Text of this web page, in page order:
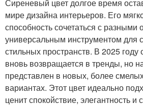
Сиреневый цвет долгое время
мире дизайна интерьеров. Его
способность сочетаться с разными
универсальным инструментом для
стильных пространств. В 2025
вновь возвращается в тренды, но
представлен в новых, более
вариантах. Этот цвет идеально
ценит спокойствие, элегантность и